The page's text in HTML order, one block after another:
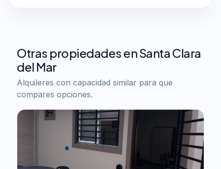
Otras propiedades en Santa Clara
del Mar
Alquileres con capacidad similar para que
compares opciones.